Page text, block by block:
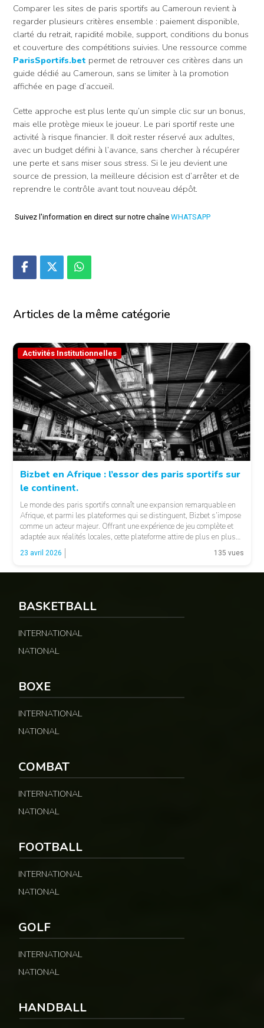
Comparer les sites de paris sportifs au Cameroun revient à
regarder plusieurs critères ensemble : paiement disponible,
clarté du retrait, rapidité mobile, support, conditions du bonus
et couverture des compétitions suivies. Une ressource comme
ParisSportifs.bet permet de retrouver ces critères dans un
guide dédié au Cameroun, sans se limiter à la promotion
affichée en page d’accueil.
Cette approche est plus lente qu’un simple clic sur un bonus,
mais elle protège mieux le joueur. Le pari sportif reste une
activité à risque financier. Il doit rester réservé aux adultes,
avec un budget défini à l’avance, sans chercher à récupérer
une perte et sans miser sous stress. Si le jeu devient une
source de pression, la meilleure décision est d’arrêter et de
reprendre le contrôle avant tout nouveau dépôt.
Suivez l'information en direct sur notre chaîne WHATSAPP
Articles de la même catégorie
Activités Institutionnelles
Bizbet en Afrique : l’essor des paris sportifs sur
le continent.
Le monde des paris sportifs connaît une expansion remarquable en
Afrique, et parmi les plateformes qui se distinguent, Bizbet s’impose
comme un acteur majeur. Offrant une expérience de jeu complète et
adaptée aux réalités locales, cette plateforme attire de plus en plus
de parieurs soucieux de combiner leur passion pour le sport et des
opportunités […]
23 avril 2026 135 vues
BASKETBALL
INTERNATIONAL
NATIONAL
BOXE
INTERNATIONAL
NATIONAL
COMBAT
INTERNATIONAL
NATIONAL
FOOTBALL
INTERNATIONAL
NATIONAL
GOLF
INTERNATIONAL
NATIONAL
HANDBALL